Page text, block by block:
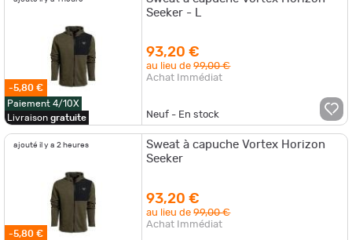
-5,80 €
Paiement 4/10X
Livraison gratuite
Seeker - L
93,20 €
au lieu de99,00 €
Achat Immédiat
Neuf - En stock
ajouté il y a 2 heures
-5,80 €
Sweat à capuche Vortex Horizon
Seeker
93,20 €
au lieu de99,00 €
Achat Immédiat